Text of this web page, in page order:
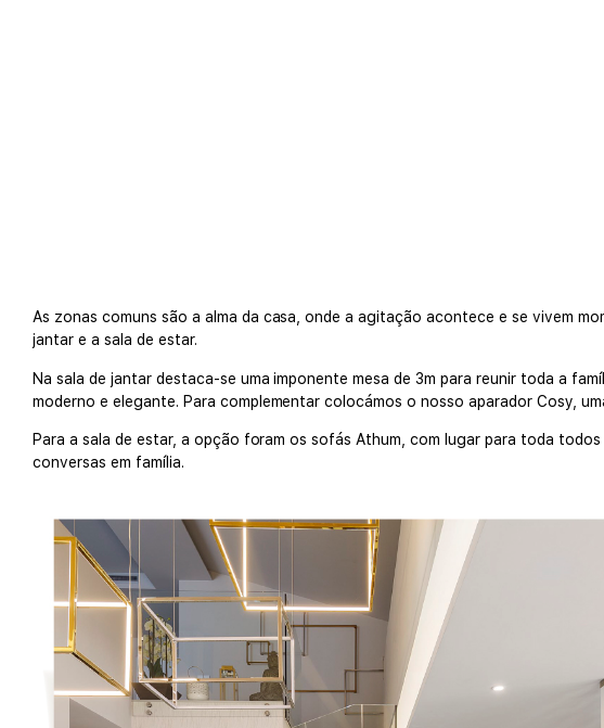
As zonas comuns são a alma da casa, onde a agitação acontece e se vivem
jantar e a sala de estar.
Na sala de jantar destaca-se uma imponente mesa de 3m para reunir toda a
moderno e elegante. Para complementar colocámos o nosso aparador Cosy,
Para a sala de estar, a opção foram os sofás Athum, com lugar para toda
conversas em família.